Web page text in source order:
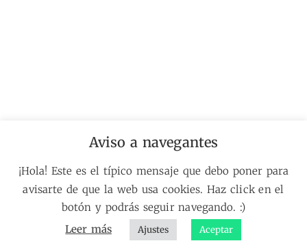
🗺️Portada// 📘El Diseño NO Existe// 🔧 Manual de htas.//👋
Sobre mí// 🔎Sobre mis proyectos// 🔥La Soflama// 🔑Sobre lo
que hago
Aviso a navegantes
¡Hola! Este es el típico mensaje que debo poner para
avisarte de que la web usa cookies. Haz click en el
botón y podrás seguir navegando. :)
Leer más
Ajustes Aceptar